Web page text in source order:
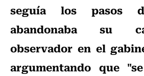
seguía los pasos
abandonaba su
observador en el
argumentando que